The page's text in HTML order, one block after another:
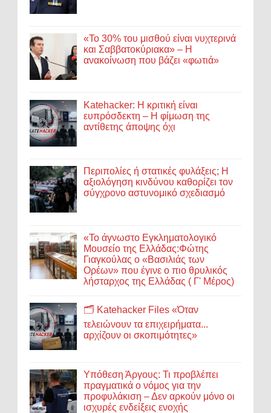
«Το 30% του μισθού είναι νυχτερινά
και Σαββατοκύριακα» – Η
ανακοίνωση που βάζει «φωτιά»
Katehacker: Η κριτική είναι
ευπρόσδεκτη – Η φίμωση της
αντίθετης άποψης όχι
Περιπολίες ή στατικές φυλάξεις; Η
αξιολόγηση κινδύνου καθορίζει τον
σύγχρονο αστυνομικό σχεδιασμό
«Το άγνωστο Εγκληματολογικό
Μουσείο της Ελλάδας:Φώτης
Γιαγκούλας ο «Βασιλιάς των
Ορέων» που έγινε ο πιο θρυλικός
λήσταρχος της Ελλάδας ( Γ' Μέρος)
🗂️ Katehacker Files «Όταν
τελειώνουν τα επιχειρήματα...
αρχίζουν οι σκοπιμότητες»
Υπόθεση Άργους: Τι προβλέπει
πραγματικά ο νόμος για την
προφυλάκιση – Δεν αρκούν μόνο οι
ισχυρές ενδείξεις ενοχής